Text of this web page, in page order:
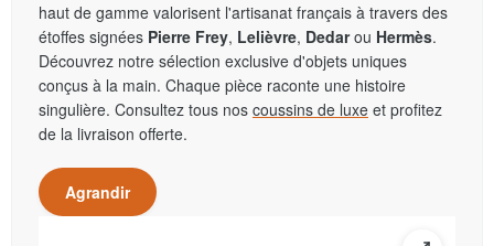
haut de gamme valorisent l'artisanat français à travers des
étoffes signées Pierre Frey, Lelièvre, Dedarou Hermès.
Découvrez notre sélection exclusive d'objets uniques
conçus à la main. Chaque pièce raconte une histoire
singulière. Consultez tous nos coussins de luxe et profitez
de la livraison offerte.
Agrandir